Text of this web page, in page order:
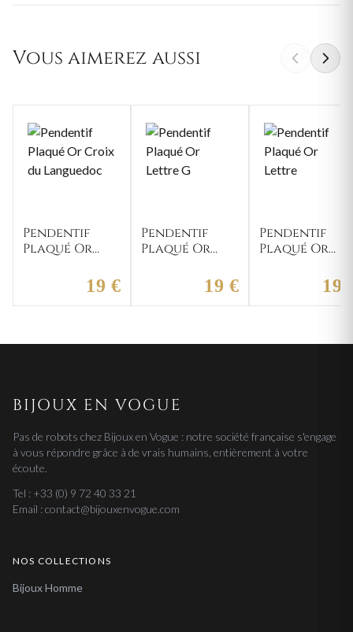
Vous aimerez aussi
Pendentif
Plaqué Or
Languedoc19 €
Pendentif
Plaqué Or
19 €
Pendentif
Plaqué Or
19
BIJOUX EN VOGUE
Pas de robots chez Bijoux en Vogue : notre société française s'engage
à vous répondre grâce à de vrais humains, entièrement à votre
écoute.
Tel : +33 (0) 9 72 40 33 21
Email : contact@bijouxenvogue.com
NOS COLLECTIONS
Bijoux Homme